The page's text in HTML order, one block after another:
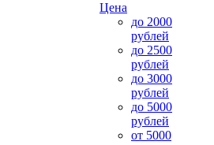
Цена
до 2000
рублей
до 2500
рублей
до 3000
рублей
до 5000
рублей
от 5000